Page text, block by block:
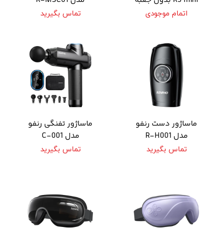
اتمام موجودی تماس بگیرید
ماساژور دست رنفو
مدل R-H001
تماس بگیرید
ماساژور تفنگی رنفو
مدل C-001
تماس بگیرید